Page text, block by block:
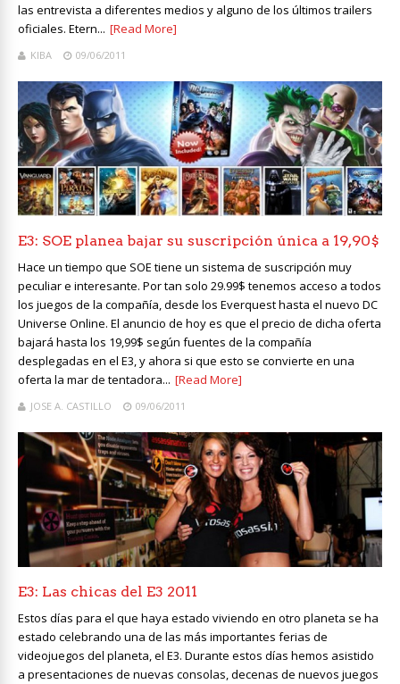
las entrevista a diferentes medios y alguno de los últimos trailers
oficiales. Etern... [Read More]
KIBA 09/06/2011
E3: SOE planea bajar su suscripción única a 19,90$
Hace un tiempo que SOE tiene un sistema de suscripción muy
peculiar e interesante. Por tan solo 29.99$ tenemos acceso a todos
los juegos de la compañía, desde los Everquest hasta el nuevo DC
Universe Online. El anuncio de hoy es que el precio de dicha oferta
bajará hasta los 19,99$ según fuentes de la compañía
desplegadas en el E3, y ahora si que esto se convierte en una
oferta la mar de tentadora... [Read More]
JOSE A. CASTILLO 09/06/2011
E3: Las chicas del E3 2011
Estos días para el que haya estado viviendo en otro planeta se ha
estado celebrando una de las más importantes ferias de
videojuegos del planeta, el E3. Durante estos días hemos asistido
a presentaciones de nuevas consolas, decenas de nuevos juegos